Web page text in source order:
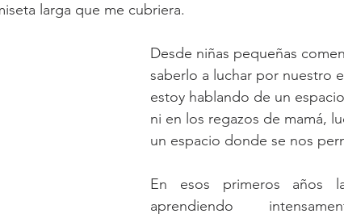
larga que me cubriera.
Desde niñas pequeñas
saberlo a luchar por nuestro
estoy hablando de un
ni en los regazos de mamá,
un espacio donde se nos
En esos primeros años
aprendiendo